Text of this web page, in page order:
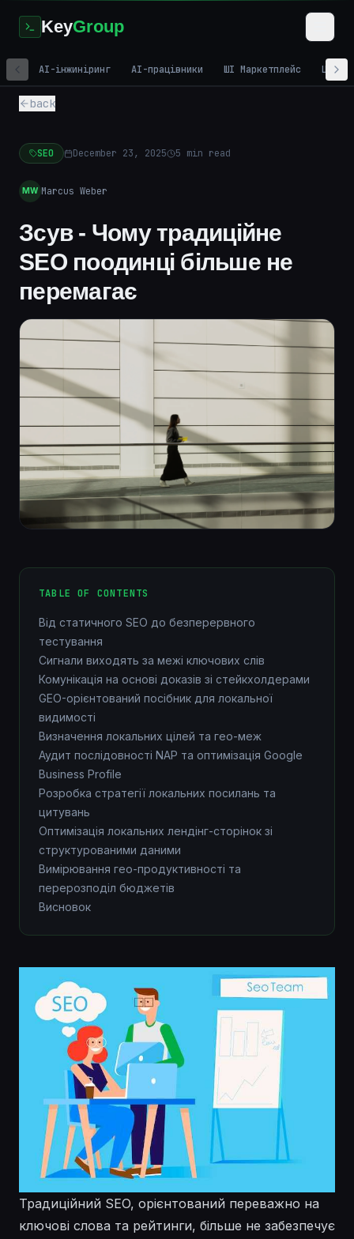
KeyGroup
AI-інжиніринг AI-працівники ШІ Маркетплейс
back
SEO December 23, 2025 5 min read
MW Marcus Weber
Зсув - Чому традиційне
SEO поодинці більше не
перемагає
TABLE OF CONTENTS
Від статичного SEO до безперервного
тестування
Сигнали виходять за межі ключових слів
Комунікація на основі доказів зі стейкхолдерами
GEO-орієнтований посібник для локальної
видимості
Визначення локальних цілей та гео-меж
Аудит послідовності NAP та оптимізація Google
Business Profile
Розробка стратегії локальних посилань та
цитувань
Оптимізація локальних лендінг-сторінок зі
структурованими даними
Вимірювання гео-продуктивності та
перерозподіл бюджетів
Висновок
Традиційний SEO, орієнтований переважно на
ключові слова та рейтинги, більше не забезпечує